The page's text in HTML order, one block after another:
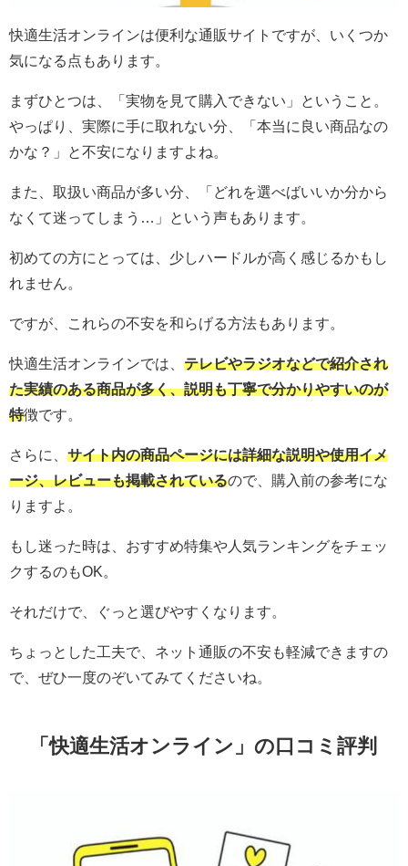
快適生活オンラインは便利な通販サイトですが、いくつか
気になる点もあります。
まずひとつは、「実物を見て購入できない」ということ。
やっぱり、実際に手に取れない分、「本当に良い商品なの
かな？」と不安になりますよね。
また、取扱い商品が多い分、「どれを選べばいいか分から
なくて迷ってしまう…」という声もあります。
初めての方にとっては、少しハードルが高く感じるかもし
れません。
ですが、これらの不安を和らげる方法もあります。
快適生活オンラインでは、 テレビやラジオなどで紹介され
た実績のある商品が多く、説明も丁寧で分かりやすいのが
特徴です。
さらに、 サイト内の商品ページには詳細な説明や使用イメ
ージ、レビューも掲載されているので、購入前の参考にな
りますよ。
もし迷った時は、おすすめ特集や人気ランキングをチェッ
クするのもOK。
それだけで、ぐっと選びやすくなります。
ちょっとした工夫で、ネット通販の不安も軽減できますの
で、ぜひ一度のぞいてみてくださいね。
「快適生活オンライン 」の口コミ評判